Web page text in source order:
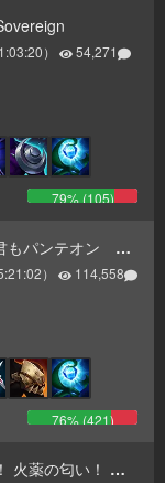
）
54,271
79% (105)
ンテオン 更新8.20
）
114,558
76% (421)
お知らせだ！ ヤーハハーハー！